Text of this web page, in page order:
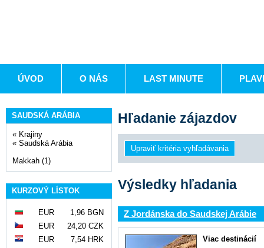
ÚVOD O NÁS LAST MINUTE
SAUDSKÁ ARÁBIA
« Krajiny
« Saudská Arábia
Makkah (1)
KURZOVÝ LÍSTOK
EUR
1,96 BGN
EUR
24,20 CZK
EUR
7,54 HRK
Hľadanie zájazdov
Výsledky hľadania
Z Jordánska do Saudskej Arábie
Viac destinácií